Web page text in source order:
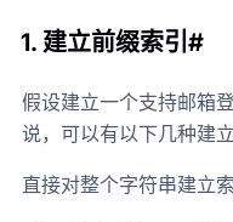
1. 建立前缀索引#
假设建立一个支持邮箱
说，可以有以下几种建
直接对整个字符串建立索